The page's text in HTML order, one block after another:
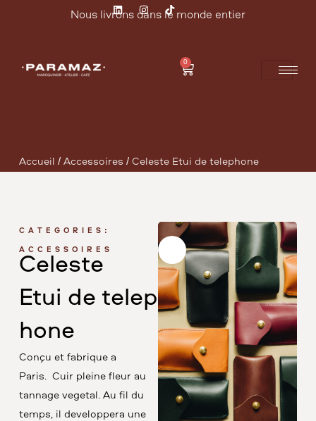
Nous livrons dans le monde entier
0
Accueil / Accessoires / Céleste Étui de téléphone
CATEGORIES:
ACCESSOIRES
Céleste
Étui de télép
hone
Conçu et fabriqué à
Paris. Cuir pleine fleur au
tannage végétal. Au fil du
temps, il développera une